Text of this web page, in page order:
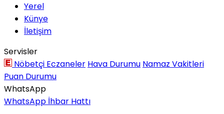
Yerel
Künye
İletişim
Servisler
Nöbetçi Eczaneler Hava Durumu Namaz Vakitleri
Puan Durumu
WhatsApp
WhatsApp İhbar Hattı